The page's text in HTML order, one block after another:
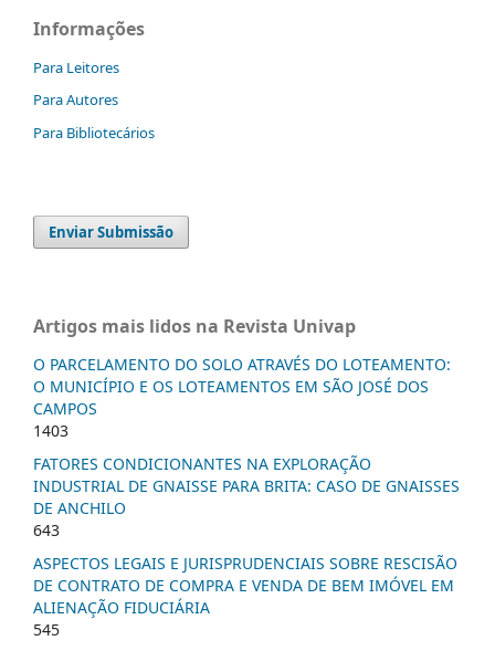
Informações
Para Leitores
Para Autores
Para Bibliotecários
Enviar Submissão
Artigos mais lidos na Revista Univap
O PARCELAMENTO DO SOLO ATRAVÉS DO LOTEAMENTO:
O MUNICÍPIO E OS LOTEAMENTOS EM SÃO JOSÉ DOS
CAMPOS
1403
FATORES CONDICIONANTES NA EXPLORAÇÃO
INDUSTRIAL DE GNAISSE PARA BRITA: CASO DE GNAISSES
DE ANCHILO
643
ASPECTOS LEGAIS E JURISPRUDENCIAIS SOBRE RESCISÃO
DE CONTRATO DE COMPRA E VENDA DE BEM IMÓVEL EM
ALIENAÇÃO FIDUCIÁRIA
545